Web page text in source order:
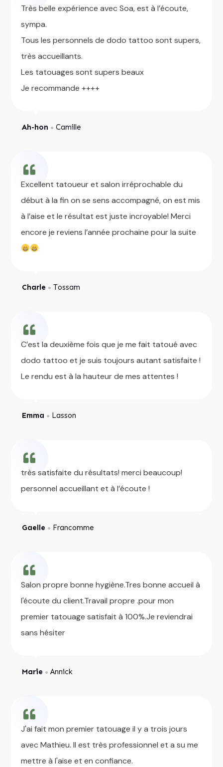
Très belle expérience avec Soa, est à l’écoute,
sympa.
Tous les personnels de dodo tattoo sont supers,
très accueillants.
Les tatouages sont supers beaux
Je recommande ++++
Ah-hon ● Camille
Excellent tatoueur et salon irréprochable du
début à la fin on se sens accompagné, on est mis
à l’aise et le résultat est juste incroyable! Merci
encore je reviens l’année prochaine pour la suite
Charle ● Tossam
C’est la deuxième fois que je me fait tatoué avec
dodo tattoo et je suis toujours autant satisfaite !
Le rendu est à la hauteur de mes attentes !
Emma ● Lasson
très satisfaite du résultats! merci beaucoup!
personnel accueillant et à l’écoute !
Gaelle ● Francomme
Salon propre bonne hygiène.Tres bonne accueil à
l'écoute du client.Travail propre .pour mon
premier tatouage satisfait à 100%.Je reviendrai
sans hésiter
Marie ● Annick
J'ai fait mon premier tatouage il y a trois jours
avec Mathieu. Il est très professionnel et a su me
mettre à l'aise et en confiance.